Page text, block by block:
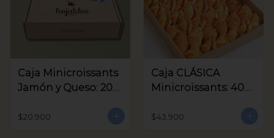
Caja Minicroissants
Jamón y Queso: 20
$20.900
Caja CLÁSICA
Minicroissants: 40
$43.900